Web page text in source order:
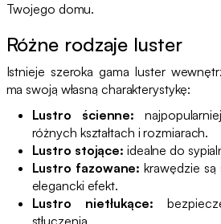
Twojego domu.
Różne rodzaje luster
Istnieje szeroka gama luster
ma swoją własną charakterystykę:
Lustro ścienne:
różnych kształtach i rozmiarach.
Lustro stojące: idealne do
Lustro fazowane: krawędzie
elegancki efekt.
Lustro nietłukące:
stłuczenia.